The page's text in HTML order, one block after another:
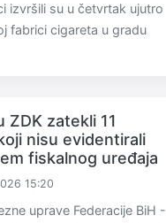
izvršili su u četvrtak ujutro
fabrici cigareta u gradu
ZDK zatekli 11
nisu evidentirali
fiskalnog uređaja
15:20
uprave Federacije BiH -